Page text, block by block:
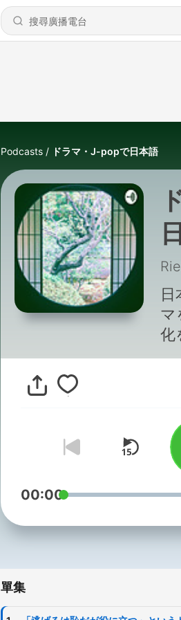
Podcasts ドラマ・J-popで日本語
日
マ
化
ル
00:00
單集